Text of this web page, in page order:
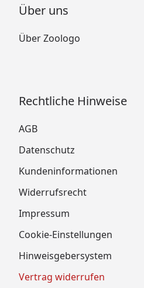
Über uns
Über Zoologo
Rechtliche Hinweise
AGB
Datenschutz
Kundeninformationen
Widerrufsrecht
Impressum
Cookie-Einstellungen
Hinweisgebersystem
Vertrag widerrufen